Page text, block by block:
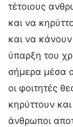
τέτοιους
και να
και να
ύπαρξη του
σήμερα μέσα
οι φοιτητές
κηρύττουν και
άνθρωποι